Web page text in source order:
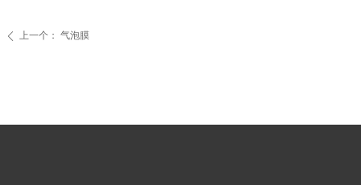
ꄴ 上一个： 气泡膜